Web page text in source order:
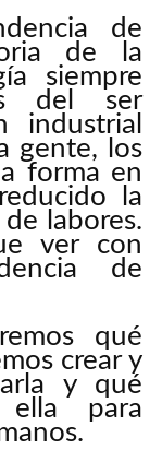
de
de la
siempre
del ser
industrial
gente, los
forma en
la
labores.
ver con
de
qué
crear y
y qué
ella para